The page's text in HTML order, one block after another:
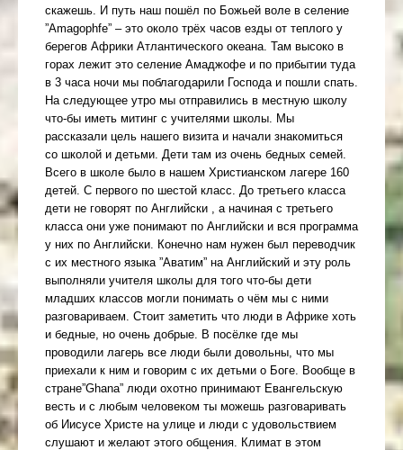
скажешь. И путь наш пошёл по Божьей воле в селение
”Amagophfe” – это около трёх часов езды от теплого у
берегов Африки Атлантического океана. Там высоко в
горах лежит это селение Амаджофе и по прибытии туда
в 3 часа ночи мы поблагодарили Господа и пошли спать.
На следующее утро мы отправились в местную школу
что-бы иметь митинг с учителями школы. Мы
рассказали цель нашего визита и начали знакомиться
со школой и детьми. Дети там из очень бедных семей.
Всего в школе было в нашем Христианском лагере 160
детей. С первого по шестой класс. До третьего класса
дети не говорят по Английски , а начиная с третьего
класса они уже понимают по Английски и вся программа
у них по Английски. Конечно нам нужен был переводчик
с их местного языка ”Аватим” на Английский и эту роль
выполняли учителя школы для того что-бы дети
младших классов могли понимать о чём мы с ними
разговариваем. Стоит заметить что люди в Африке хоть
и бедные, но очень добрые. В посёлке где мы
проводили лагерь все люди были довольны, что мы
приехали к ним и говорим с их детьми о Боге. Вообще в
стране”Ghana” люди охотно принимают Евангельскую
весть и с любым человеком ты можешь разговаривать
об Иисусе Христе на улице и люди с удовольствием
слушают и желают этого общения. Климат в этом